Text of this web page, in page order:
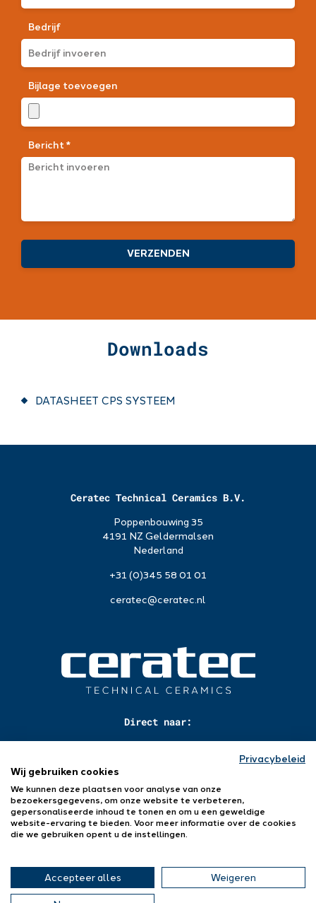
Bedrijf
Bijlage toevoegen
Bericht *
Downloads
DATASHEET CPS SYSTEEM
Ceratec Technical Ceramics B.V.
Poppenbouwing 35
4191 NZ Geldermalsen
Nederland
+31 (0)345 58 01 01
ceratec@ceratec.nl
Direct naar:
Industrieën
Over ons
Werken bij
Contact
® 2026 Ceratec Technical Ceramics B.V. | All Rights Reserved |
Privacybeleid
Wij gebruiken cookies
We kunnen deze plaatsen voor analyse van onze
bezoekersgegevens, om onze website te verbeteren,
gepersonaliseerde inhoud te tonen en om u een geweldige
website-ervaring te bieden. Voor meer informatie over de cookies
die we gebruiken opent u de instellingen.
Accepteer alles Weigeren